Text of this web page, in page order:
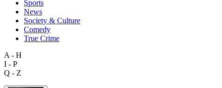
Sports
News
Society & Culture
Comedy
True Crime
A - H
I - P
Q - Z